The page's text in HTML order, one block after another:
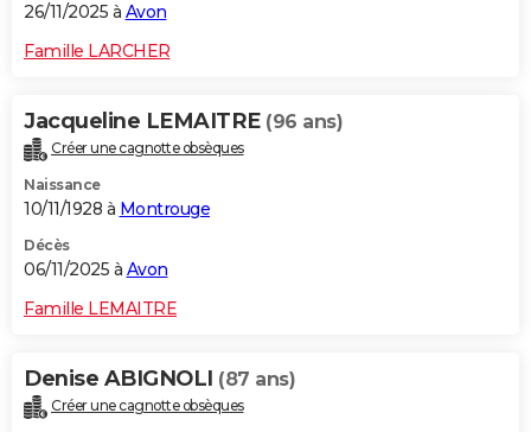
26/11/2025 à Avon
Famille LARCHER
Jacqueline LEMAITRE (96 ans)
Créer une cagnotte obsèques
Naissance
10/11/1928 à Montrouge
Décès
06/11/2025 à Avon
Famille LEMAITRE
Denise ABIGNOLI (87 ans)
Créer une cagnotte obsèques